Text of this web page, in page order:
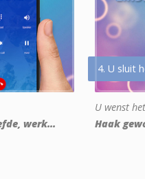
werk...
4. U sluit
U wenst
Haak